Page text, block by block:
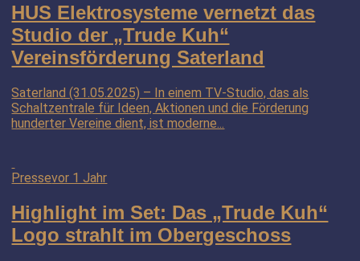
HUS Elektrosysteme vernetzt das
Studio der „Trude Kuh“
Vereinsförderung Saterland
Saterland (31.05.2025) – In einem TV-Studio, das als
Schaltzentrale für Ideen, Aktionen und die Förderung
hunderter Vereine dient, ist moderne...
Pressevor 1 Jahr
Highlight im Set: Das „Trude Kuh“
Logo strahlt im Obergeschoss